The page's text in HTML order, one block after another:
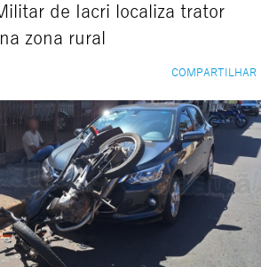
de Iacri localiza trator
zona rural
COMPARTILHAR